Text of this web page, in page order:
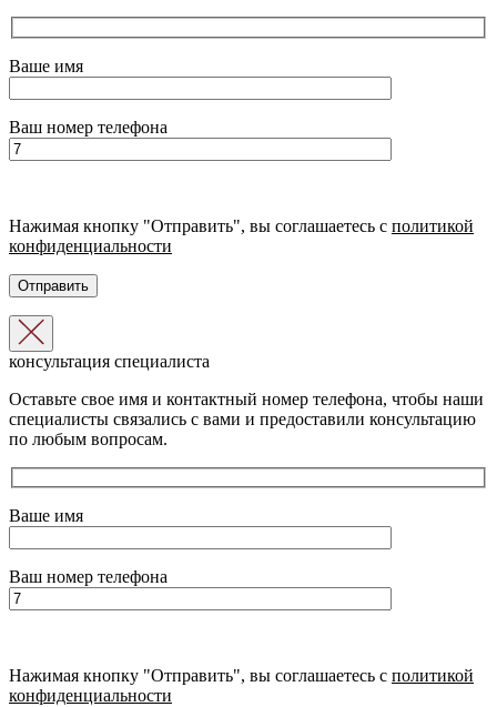
Ваше имя
Ваш номер телефона
Нажимая кнопку "Отправить", вы соглашаетесь с политикой
конфиденциальности
консультация специалиста
Оставьте свое имя и контактный номер телефона, чтобы наши
специалисты связались с вами и предоставили консультацию
по любым вопросам.
Ваше имя
Ваш номер телефона
Нажимая кнопку "Отправить", вы соглашаетесь с политикой
конфиденциальности